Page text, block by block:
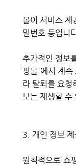
몰이 서비스 제
밀번호 등입니
추가적인 정보
핑몰'에서 계속
라 탈퇴를 요청
보는 재생할 수
3. 개인 정보
원칙적으로'쇼